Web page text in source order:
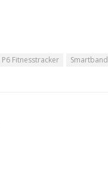
P6 Fitnesstracker Smartband